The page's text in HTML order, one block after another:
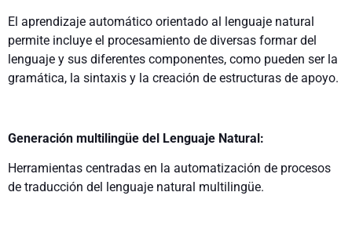
El aprendizaje automático orientado al lenguaje natural
permite incluye el procesamiento de diversas formar del
lenguaje y sus diferentes componentes, como pueden ser la
gramática, la sintaxis y la creación de estructuras de apoyo.
Generación multilingüe del Lenguaje Natural:
Herramientas centradas en la automatización de procesos
de traducción del lenguaje natural multilingüe.